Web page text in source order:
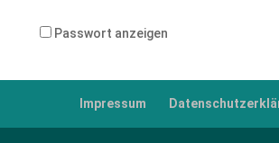
Passwort anzeigen
Impressum